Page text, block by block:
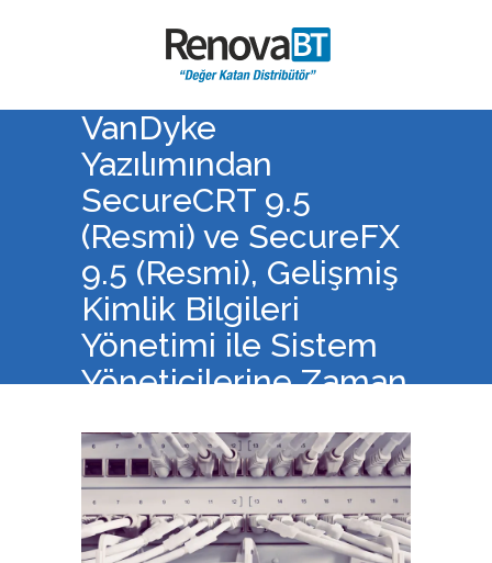
VanDyke
Yazılımından
SecureCRT 9.5
(Resmi) ve SecureFX
9.5 (Resmi), Gelişmiş
Kimlik Bilgileri
Yönetimi ile Sistem
Yöneticilerine Zaman